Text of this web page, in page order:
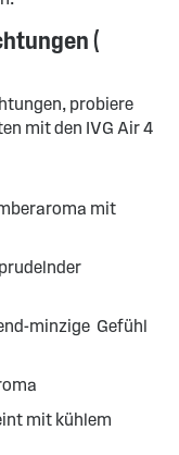
(
probiere
mit den IVG Air 4
mit
minzige Gefühl
mit kühlem